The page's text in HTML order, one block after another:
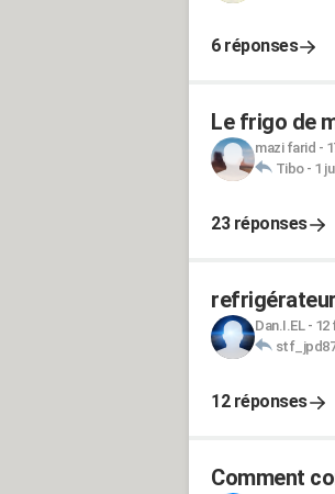
6 réponses
Le frigo de
mazi farid -
Tibo- 1
23 réponses
Dan.I.EL- 12
stf_jpd87
12 réponses
Comment